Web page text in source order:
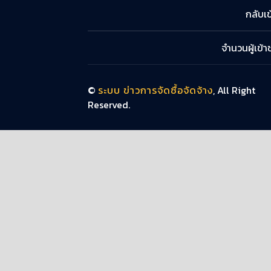
กลับเ
จำนวนผู้เข้
© ระบบ ข่าวการจัดซื้อจัดจ้าง, All Right
Reserved.